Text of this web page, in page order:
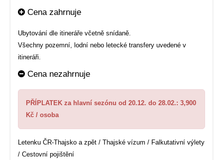
Cena zahrnuje
Ubytování dle itineráře včetně snídaně.
Všechny pozemní, lodní nebo letecké transfery uvedené v
itineráři.
Cena nezahrnuje
PŘÍPLATEK za hlavní sezónu od 20.12. do 28.02.: 3,900
Kč / osoba
Letenku ČR-Thajsko a zpět / Thajské vízum / Falkutativní výlety
/ Cestovní pojištění